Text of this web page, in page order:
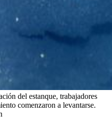
del estanque, trabajadores
comenzaron a levantarse.